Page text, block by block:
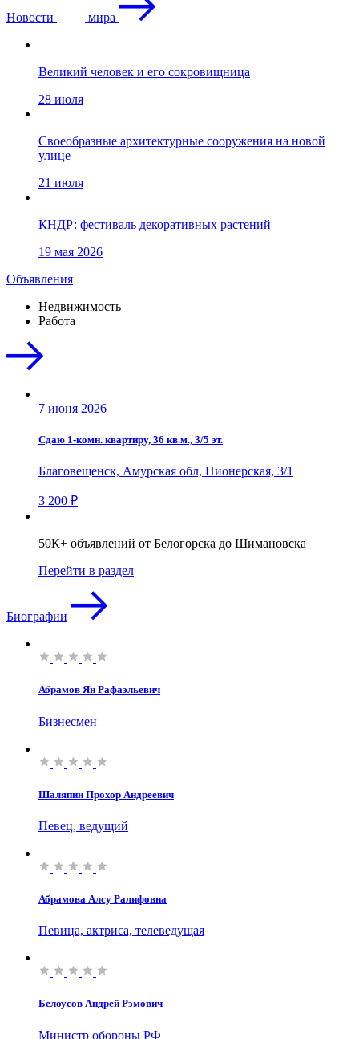
Новости мира
Великий человек и его сокровищница
28 июля
Своеобразные архитектурные сооружения на новой
улице
21 июля
КНДР: фестиваль декоративных растений
19 мая 2026
Объявления
Недвижимость
Работа
7 июня 2026
Сдаю 1-комн. квартиру, 36 кв.м., 3/5 эт.
Благовещенск, Амурская обл, Пионерская, 3/1
3 200 ₽
50К+ объявлений от Белогорска до Шимановска
Перейти в раздел
Биографии
Абрамов Ян Рафаэльевич
Бизнесмен
Шаляпин Прохор Андреевич
Певец, ведущий
Абрамова Алсу Ралифовна
Певица, актриса, телеведущая
Белоусов Андрей Рэмович
Министр обороны РФ